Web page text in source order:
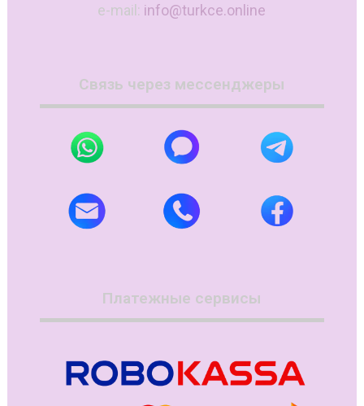
e-mail: info@turkce.online
Связь через мессенджеры
Платежные сервисы